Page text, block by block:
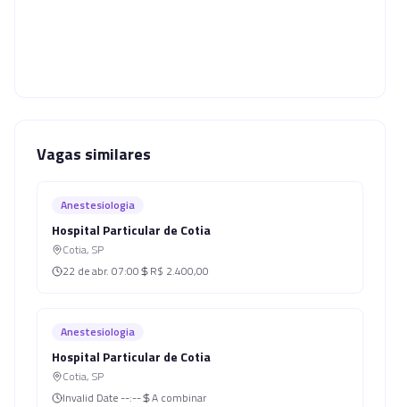
Vagas similares
Anestesiologia
Hospital Particular de Cotia
Cotia, SP
22 de abr. 07:00 R$ 2.400,00
Anestesiologia
Hospital Particular de Cotia
Cotia, SP
Invalid Date --:-- A combinar